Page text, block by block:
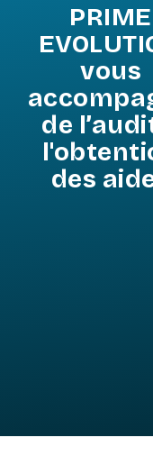
PRIME
vous
de
des